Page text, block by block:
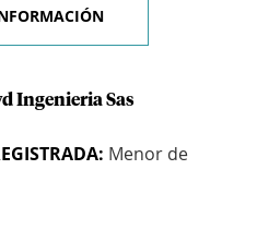
Ingenieria Sas
Menor de